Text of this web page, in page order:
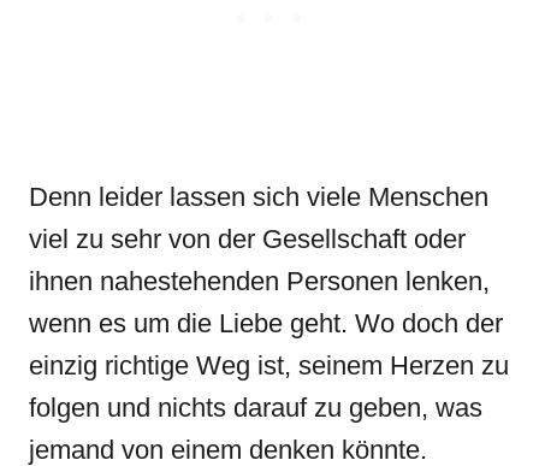
Denn leider lassen sich viele Menschen
viel zu sehr von der Gesellschaft oder
ihnen nahestehenden Personen lenken,
wenn es um die Liebe geht. Wo doch der
einzig richtige Weg ist, seinem Herzen zu
folgen und nichts darauf zu geben, was
jemand von einem denken könnte.